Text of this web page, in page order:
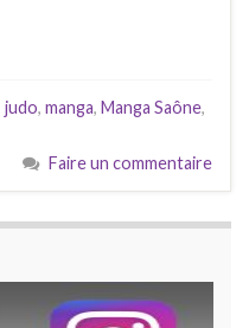
judo, manga, Manga Saône,
Faire un commentaire